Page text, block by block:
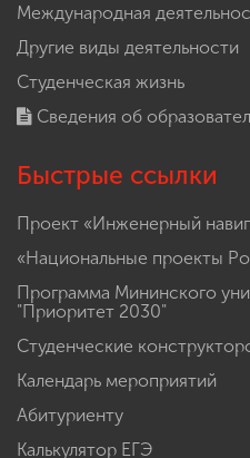
Международная
Другие виды деятельности
Студенческая жизнь
Сведения об
Быстрые ссылки
Проект «Инженерный
«Национальные проекты
Программа Мининского
"Приоритет 2030"
Студенческие
Календарь мероприятий
Абитуриенту
Калькулятор ЕГЭ